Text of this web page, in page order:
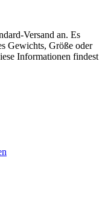
Versand an. Es
Gewichts, Größe oder
Informationen findest